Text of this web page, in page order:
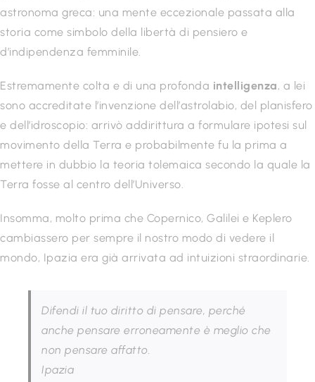
astronoma greca: una mente eccezionale passata alla
storia come simbolo della libertà di pensiero e
d’indipendenza femminile.
Estremamente colta e di una profonda intelligenza, a lei
sono accreditate l’invenzione dell’astrolabio, del planisfero
e dell’idroscopio: arrivò addirittura a formulare ipotesi sul
movimento della Terra e probabilmente fu la prima a
mettere in dubbio la teoria tolemaica secondo la quale la
Terra fosse al centro dell’Universo.
Insomma, molto prima che Copernico, Galilei e Keplero
cambiassero per sempre il nostro modo di vedere il
mondo, Ipazia era già arrivata ad intuizioni straordinarie.
Difendi il tuo diritto di pensare, perché
anche pensare erroneamente è meglio che
non pensare affatto.
Ipazia